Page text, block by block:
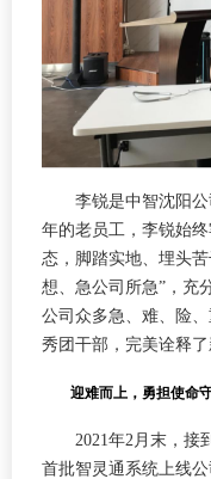
李锐是中智沈阳公
年的老员工，李锐始
态，脚踏实地、埋头
想、急公司所急”，充
公司众多急、难、险
秀团干部，完美诠释
迎难而上，勇担使命
2021年2月末，接到
首批智灵通系统上线